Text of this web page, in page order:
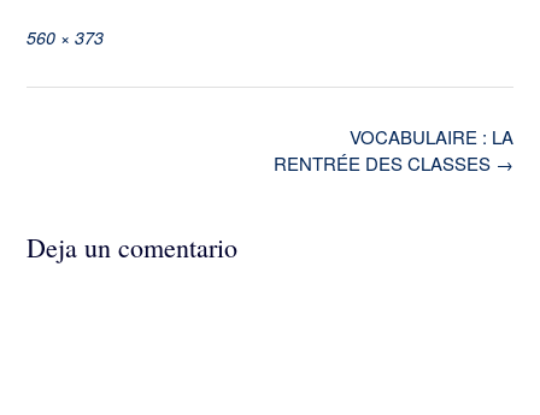
Tamaño
560 × 373
VOCABULAIRE : LA
RENTRÉE DES CLASSES →
Deja un comentario